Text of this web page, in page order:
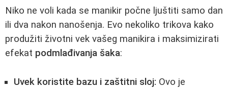
Niko ne voli kada se manikir počne ljuštiti samo dan
ili dva nakon nanošenja. Evo nekoliko trikova kako
produžiti životni vek vašeg manikira i maksimizirati
efekat podmlađivanja šaka:
Uvek koristite bazu i zaštitni sloj: Ovo je